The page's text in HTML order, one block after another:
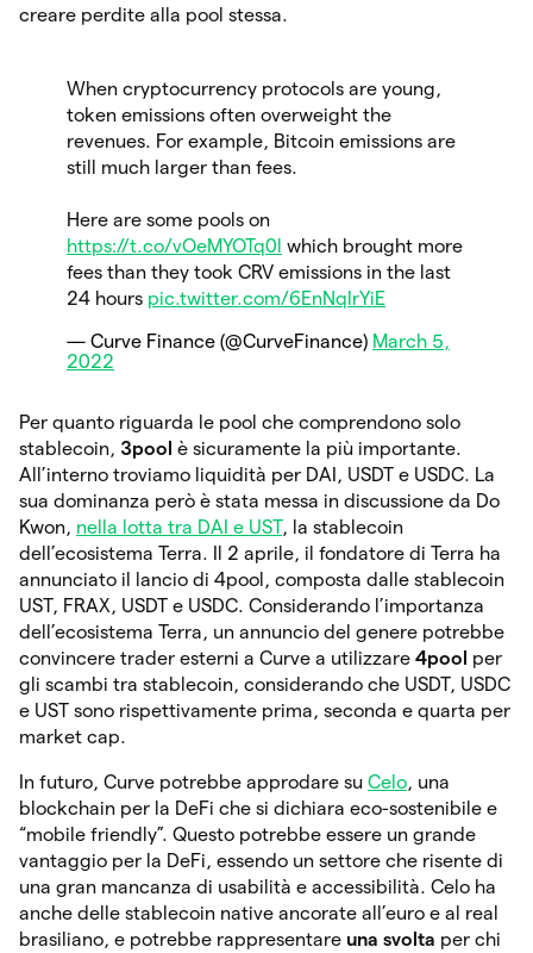
creare perdite alla pool stessa.
When cryptocurrency protocols are young,
token emissions often overweight the
revenues. For example, Bitcoin emissions are
still much larger than fees.
Here are some pools on
https://t.co/vOeMYOTq0l which brought more
fees than they took CRV emissions in the last
24 hours pic.twitter.com/6EnNqlrYiE
— Curve Finance (@CurveFinance) March 5,
2022
Per quanto riguarda le pool che comprendono solo
stablecoin, 3pool è sicuramente la più importante.
All’interno troviamo liquidità per DAI, USDT e USDC. La
sua dominanza però è stata messa in discussione da Do
Kwon, nella lotta tra DAI e UST, la stablecoin
dell’ecosistema Terra. Il 2 aprile, il fondatore di Terra ha
annunciato il lancio di 4pool, composta dalle stablecoin
UST, FRAX, USDT e USDC. Considerando l’importanza
dell’ecosistema Terra, un annuncio del genere potrebbe
convincere trader esterni a Curve a utilizzare 4pool per
gli scambi tra stablecoin, considerando che USDT, USDC
e UST sono rispettivamente prima, seconda e quarta per
market cap.
In futuro, Curve potrebbe approdare su Celo, una
blockchain per la DeFi che si dichiara eco-sostenibile e
“mobile friendly”. Questo potrebbe essere un grande
vantaggio per la DeFi, essendo un settore che risente di
una gran mancanza di usabilità e accessibilità. Celo ha
anche delle stablecoin native ancorate all’euro e al real
brasiliano, e potrebbe rappresentare una svolta per chi